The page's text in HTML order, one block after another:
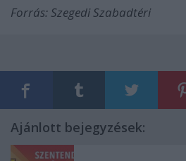
Forrás: Szegedi Szabadtéri
Ajánlott bejegyzések: